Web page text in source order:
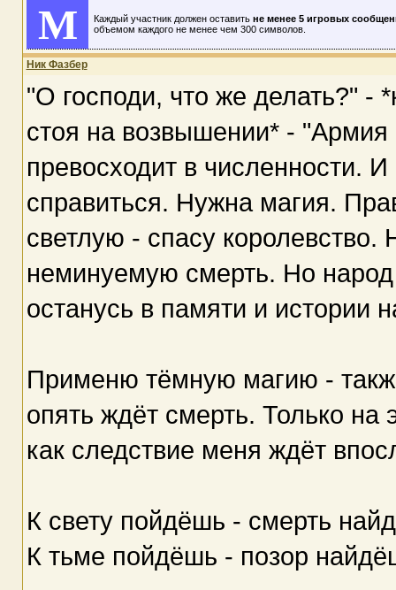
M Каждый участник должен оставить не менее 5 игровых
объемом каждого не менее чем 300 символов.
Ник Фазбер
"О господи, что же делать?" -
стоя на возвышении* -
превосходит в численности.
справиться. Нужна магия.
светлую - спасу королевство.
неминуемую смерть. Но народ
останусь в памяти и истории
Применю тёмную магию -
опять ждёт смерть. Только на
как следствие меня ждёт
К свету пойдёшь - смерть
К тьме пойдёшь - позор